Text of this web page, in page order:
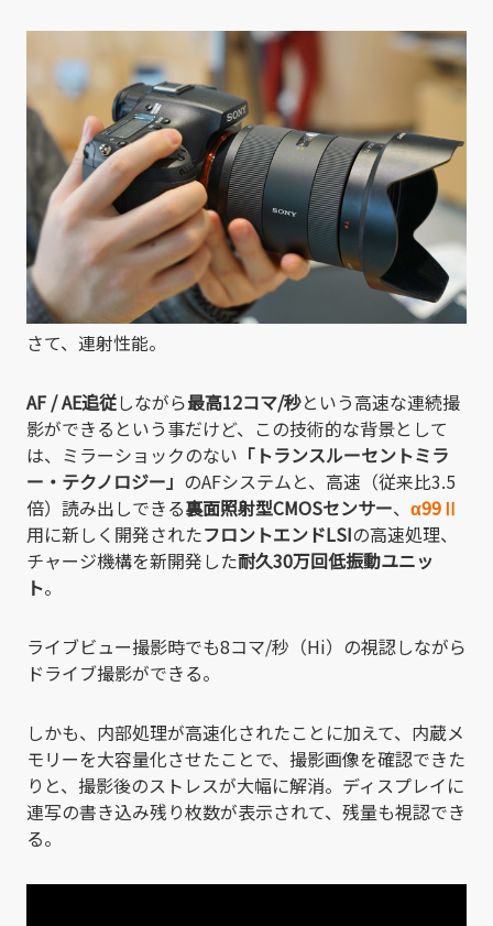
さて、連射性能。
AF / AE追従しながら最高12コマ/秒という高速な連続撮
影ができるという事だけど、この技術的な背景として
は、ミラーショックのない 「トランスルーセントミラ
ー・テクノロジー」 のAFシステムと、高速（従来比3.5
倍）読み出しできる裏面照射型CMOSセンサー、 α99Ⅱ
用に新しく開発されたフロントエンドLSIの高速処理、
チャージ機構を新開発した耐久30万回低振動ユニッ
ト。
ライブビュー撮影時でも8コマ/秒（Hi）の視認しながら
ドライブ撮影ができる。
しかも、内部処理が高速化されたことに加えて、内蔵メ
モリーを大容量化させたことで、撮影画像を確認できた
りと、撮影後のストレスが大幅に解消。ディスプレイに
連写の書き込み残り枚数が表示されて、残量も視認でき
る。